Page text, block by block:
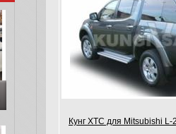
Кунг XTС для Mitsubishi L-